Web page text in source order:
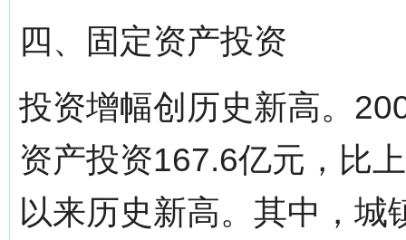
四、固定资产投资
投资增幅创历史新高。
资产投资167.6亿元，比
以来历史新高。其中，城